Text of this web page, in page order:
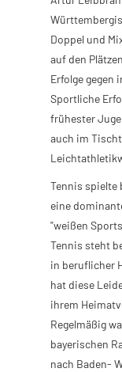
Doppel und
auf den
Erfolge gegen
Sportliche
frühester
auch im
Tennis spielte
eine
"weißen
Tennis steht
in beruflicher
hat diese
ihrem
Regelmäßig
bayerischen
nach Baden-